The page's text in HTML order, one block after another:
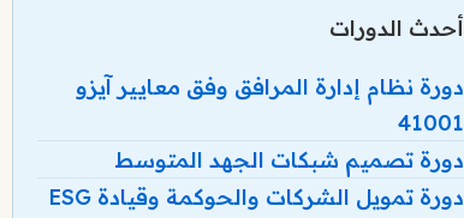
أحدث الدورات
دورة نظام إدارة المرافق وفق معايير آيزو
41001
دورة تصميم شبكات الجهد المتوسط
دورة تمويل الشركات والحوكمة وقيادة ESG